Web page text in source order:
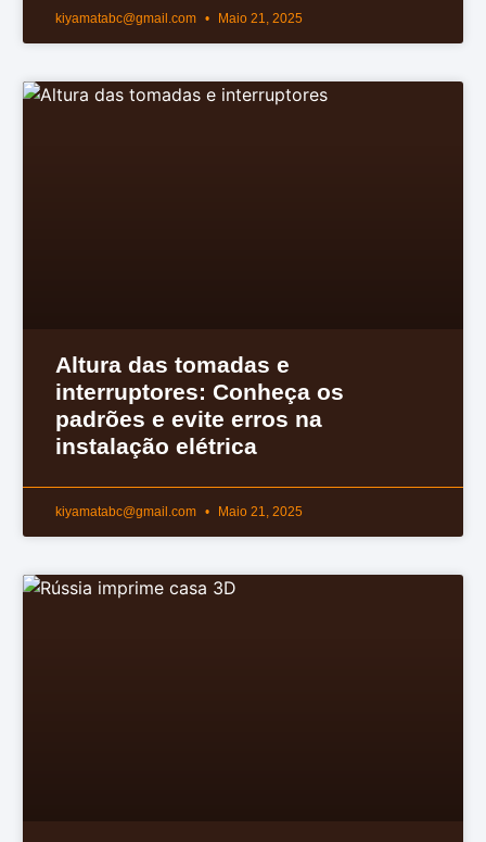
kiyamatabc@gmail.com Maio 21, 2025
Altura das tomadas e
interruptores: Conheça os
padrões e evite erros na
instalação elétrica
kiyamatabc@gmail.com Maio 21, 2025